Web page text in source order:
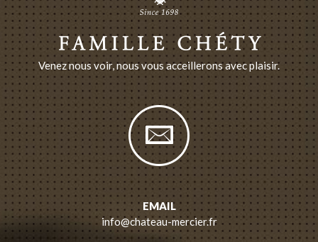
Venez nous voir, nous vous acceillerons avec plaisir.
EMAIL
info@chateau-mercier.fr